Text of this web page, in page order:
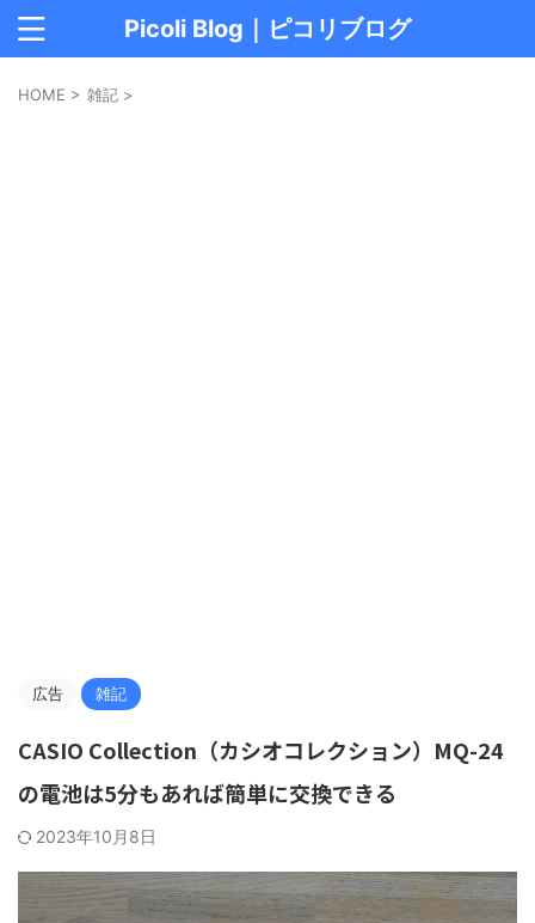
Picoli Blog｜ピコリブログ
HOME > 雑記 >
広告 雑記
CASIO Collection（カシオコレクション）MQ-24
の電池は5分もあれば簡単に交換できる
2023年10月8日